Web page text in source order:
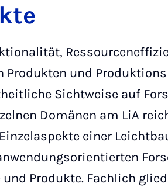
und
Sichtweise auf
Domänen am LiA
einer
Produkte. Fachlich